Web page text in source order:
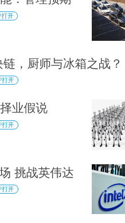
打开
链，厨师与冰箱之战
打开
业假说
打开
挑战英伟达
打开